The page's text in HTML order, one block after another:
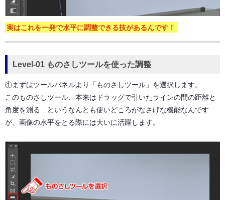
実はこれを一発で水平に調整できる技があるんです！
Level-01 ものさしツールを使った調整
①まずはツールパネルより「ものさしツール」を選択します。
このものさしツール、本来はドラッグで引いたラインの間の距離と
角度を測る…というなんとも使いどころがなさげな機能なんです
が、画像の水平をとる際には大いに活躍します。